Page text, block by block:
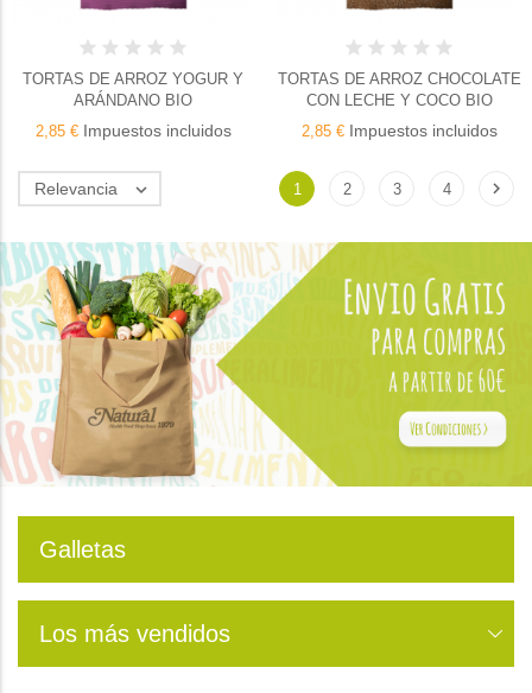
Galletas
Los más vendidos
TORTAS DE ARROZ YOGUR Y
ARÁNDANO BIO
2,85 €Impuestos incluidos
TORTAS DE ARROZ CHOCOLATE
CON LECHE Y COCO BIO
2,85 €Impuestos incluidos
Relevancia  1 2 3 4 